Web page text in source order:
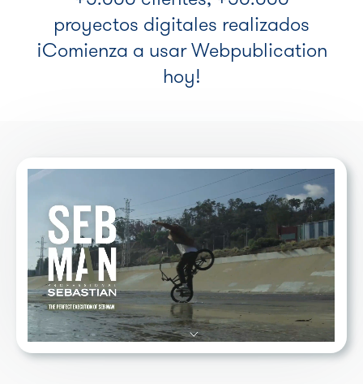
proyectos digitales realizados
¡Comienza a usar Webpublication
hoy!